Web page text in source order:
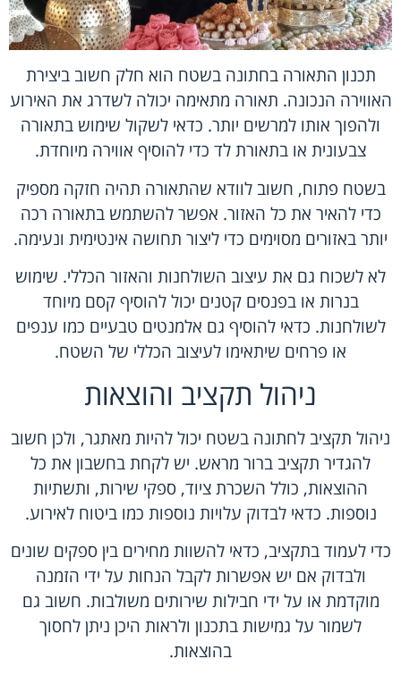
תכנון התאורה בחתונה בשטח הוא חלק חשוב ביצירת
האווירה הנכונה. תאורה מתאימה יכולה לשדרג את האירוע
ולהפוך אותו למרשים יותר. כדאי לשקול שימוש בתאורה
צבעונית או בתאורת לד כדי להוסיף אווירה מיוחדת.
בשטח פתוח, חשוב לוודא שהתאורה תהיה חזקה מספיק
כדי להאיר את כל האזור. אפשר להשתמש בתאורה רכה
יותר באזורים מסוימים כדי ליצור תחושה אינטימית ונעימה.
לא לשכוח גם את עיצוב השולחנות והאזור הכללי. שימוש
בנרות או בפנסים קטנים יכול להוסיף קסם מיוחד
לשולחנות. כדאי להוסיף גם אלמנטים טבעיים כמו ענפים
או פרחים שיתאימו לעיצוב הכללי של השטח.
ניהול תקציב והוצאות
ניהול תקציב לחתונה בשטח יכול להיות מאתגר, ולכן חשוב
להגדיר תקציב ברור מראש. יש לקחת בחשבון את כל
ההוצאות, כולל השכרת ציוד, ספקי שירות, ותשתיות
נוספות. כדאי לבדוק עלויות נוספות כמו ביטוח לאירוע.
כדי לעמוד בתקציב, כדאי להשוות מחירים בין ספקים שונים
ולבדוק אם יש אפשרות לקבל הנחות על ידי הזמנה
מוקדמת או על ידי חבילות שירותים משולבות. חשוב גם
לשמור על גמישות בתכנון ולראות היכן ניתן לחסוך
בהוצאות.